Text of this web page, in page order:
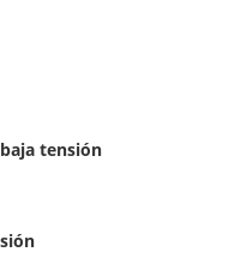
tensión